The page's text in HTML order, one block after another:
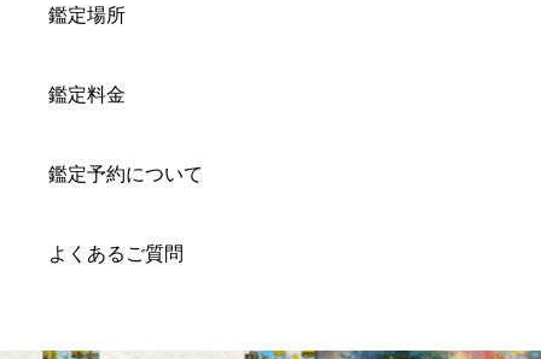
鑑定場所
鑑定料金
鑑定予約について
よくあるご質問